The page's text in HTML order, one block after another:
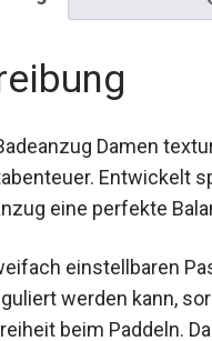
Damen
Entwickelt
eine perfekte
einstellbaren
werden kann,
beim